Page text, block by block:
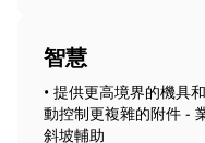
智慧
• 提供更高境界的機具
動控制更複雜的附件 -
斜坡輔助